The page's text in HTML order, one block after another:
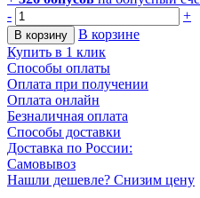
-
+
В корзину
В корзине
Купить в 1 клик
Способы оплаты
Оплата при получении
Оплата онлайн
Безналичная оплата
Способы доставки
Доставка по России:
Самовывоз
Нашли дешевле? Снизим цену